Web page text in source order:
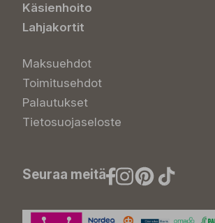
Käsienhoito
Lahjakortit
Maksuehdot
Toimitusehdot
Palautukset
Tietosuojaseloste
Seuraa meitä